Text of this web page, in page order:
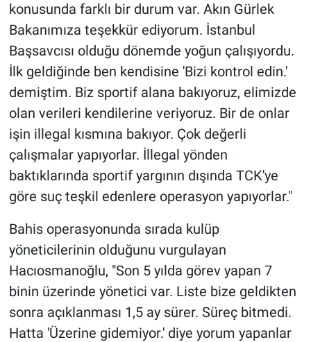
konusunda farklı bir durum var. Akın Gürlek
Bakanımıza teşekkür ediyorum. İstanbul
Başsavcısı olduğu dönemde yoğun çalışıyordu.
İlk geldiğinde ben kendisine 'Bizi kontrol edin.'
demiştim. Biz sportif alana bakıyoruz, elimizde
olan verileri kendilerine veriyoruz. Bir de onlar
işin illegal kısmına bakıyor. Çok değerli
çalışmalar yapıyorlar. İllegal yönden
baktıklarında sportif yargının dışında TCK'ye
göre suç teşkil edenlere operasyon yapıyorlar."
Bahis operasyonunda sırada kulüp
yöneticilerinin olduğunu vurgulayan
Hacıosmanoğlu, "Son 5 yılda görev yapan 7
binin üzerinde yönetici var. Liste bize geldikten
sonra açıklanması 1,5 ay sürer. Süreç bitmedi.
Hatta 'Üzerine gidemiyor.' diye yorum yapanlar